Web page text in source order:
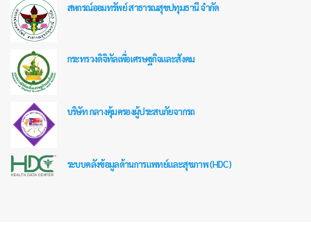
สหกรณ์ออมทรัพย์ สาธารณสุขปทุมธานี จำกัด
กระทรวงดิจิทัลเพื่อเศรษฐกิจและสังคม
บริษัท กลางคุ้มครองผู้ประสบภัยจากรถ
ระบบคลังข้อมูลด้านการแพทย์และสุขภาพ (HDC)